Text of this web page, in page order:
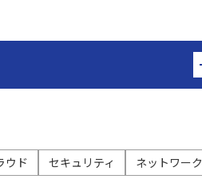
ウド セキュリティ
ネットワーク